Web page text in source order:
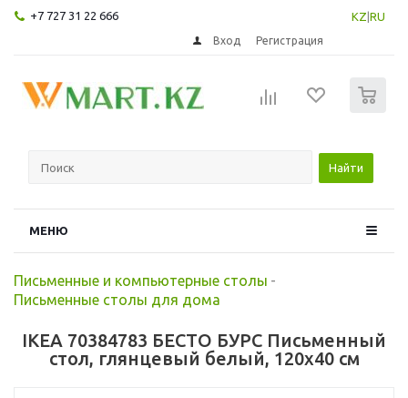
+7 727 31 22 666 KZ RU
Вход Регистрация
Найти
МЕНЮ
Письменные и компьютерные столы -
Письменные столы для дома
IKEA 70384783 БЕСТО БУРС Письменный
стол, глянцевый белый, 120x40 см